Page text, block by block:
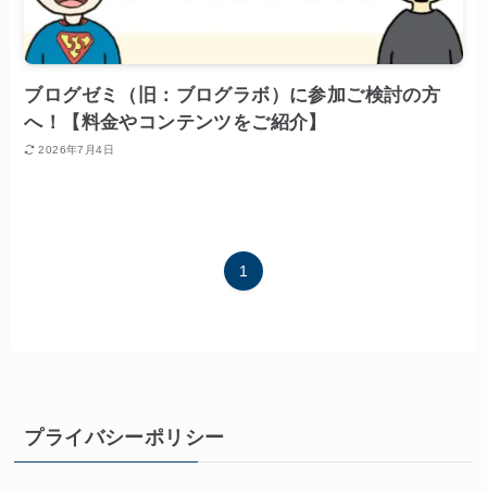
ブログゼミ（旧：ブログラボ）に参加ご検討の方
へ！【料金やコンテンツをご紹介】
2026年7月4日
1
プライバシーポリシー